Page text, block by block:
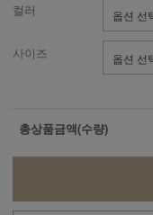
컬러
사이즈
총상품금액(수량)